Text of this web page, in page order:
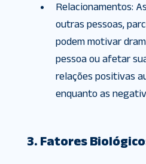
Relacionamentos:
outras pessoas,
podem motivar
pessoa ou afetar
relações positivas
enquanto as
3. Fatores